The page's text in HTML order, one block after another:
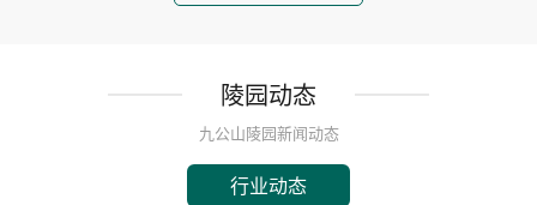
陵园动态
九公山陵园新闻动态
行业动态